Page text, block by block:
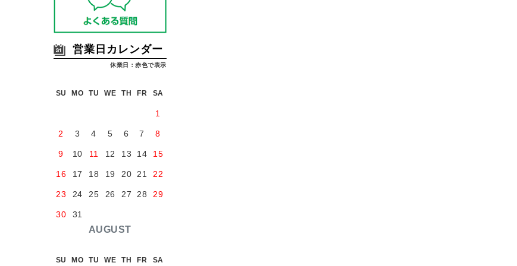
営業日カレンダー
休業日：赤色で表示
AUGUST
SU MO TU WE TH FR SA
1
2 3 4 5 6 7 8
9 10 11 12 13 14 15
16 17 18 19 20 21 22
23 24 25 26 27 28 29
30 31
SU MO TU WE TH FR SA